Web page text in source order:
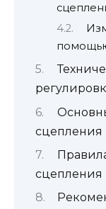
сцепления
сцепления